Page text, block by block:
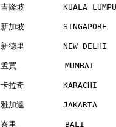
吉隆坡        KUALA
新加坡
新德里        NEW
孟買          MUMBAI
卡拉奇
雅加達
峇里          BALI